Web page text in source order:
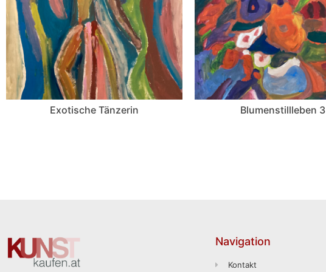
Exotische Tänzerin Blumenstillleben 3
Navigation
Kontakt